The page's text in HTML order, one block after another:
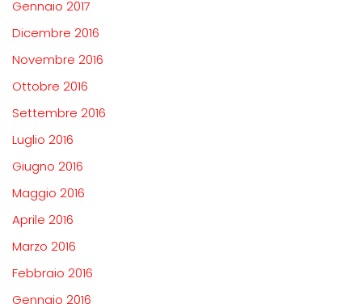
Gennaio 2017
Dicembre 2016
Novembre 2016
Ottobre 2016
Settembre 2016
Luglio 2016
Giugno 2016
Maggio 2016
Aprile 2016
Marzo 2016
Febbraio 2016
Gennaio 2016